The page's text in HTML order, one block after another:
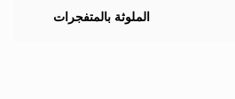
الملوثة بالمتفجرات